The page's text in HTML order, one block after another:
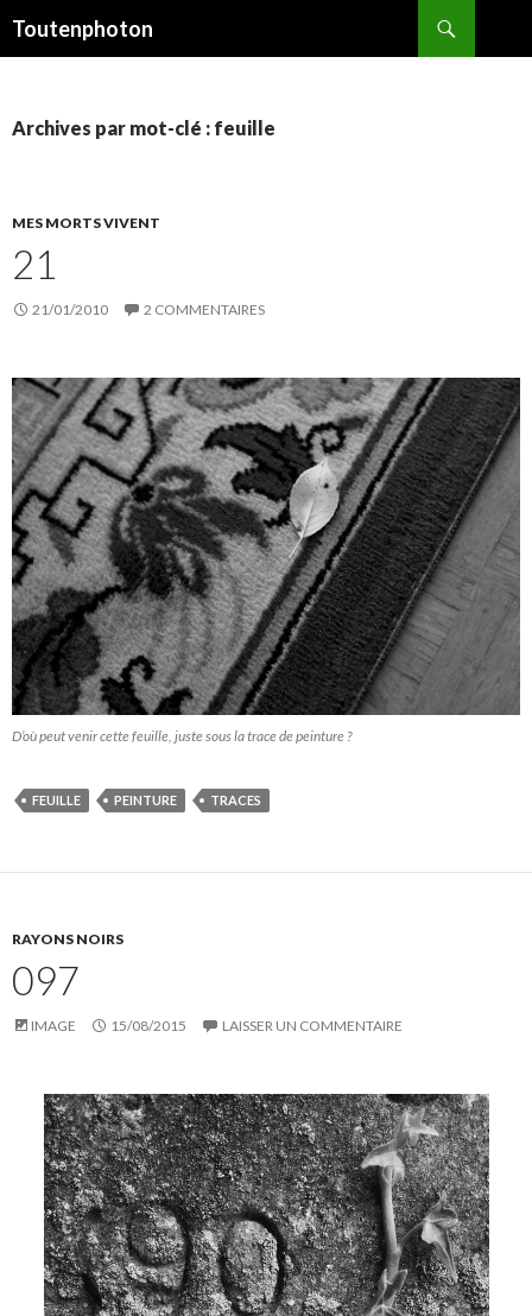
Toutenphoton
Archives par mot-clé : feuille
MES MORTS VIVENT
21
21/01/2010 2 COMMENTAIRES
D’où peut venir cette feuille, juste sous la trace de peinture ?
FEUILLE PEINTURE TRACES
RAYONS NOIRS
097
IMAGE 15/08/2015 LAISSER UN COMMENTAIRE